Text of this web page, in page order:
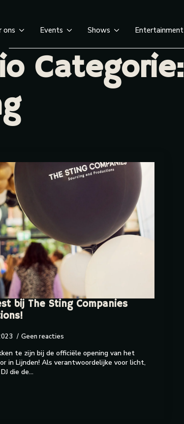
ons Events Shows Entertainment
Categorie:
bij The Sting Companies
Geen reacties
te zijn bij de officiële opening van het
in Lijnden! Als verantwoordelijke voor licht,
die de…